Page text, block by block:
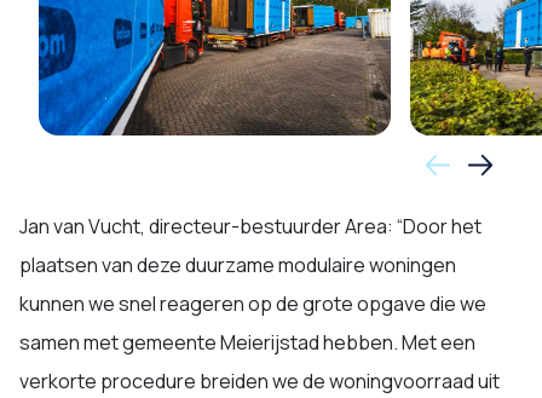
Jan van Vucht, directeur-bestuurder Area: “Door het
plaatsen van deze duurzame modulaire woningen
kunnen we snel reageren op de grote opgave die we
samen met gemeente Meierijstad hebben. Met een
verkorte procedure breiden we de woningvoorraad uit